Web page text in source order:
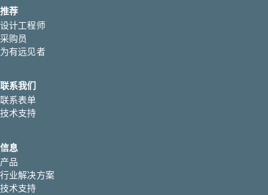
推荐
设计工程师
采购员
为有远见者
联系我们
联系表单
技术支持
信息
产品
行业解决方案
技术支持